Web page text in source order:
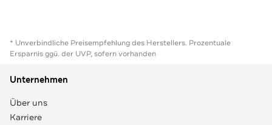
* Unverbindliche Preisempfehlung des Herstellers. Prozentuale
Ersparnis ggü. der UVP, sofern vorhanden
Unternehmen
Über uns
Karriere